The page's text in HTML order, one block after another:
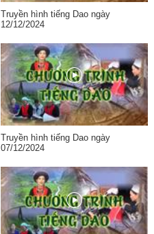
Truyền hình tiếng Dao ngày
12/12/2024
Truyền hình tiếng Dao ngày
07/12/2024